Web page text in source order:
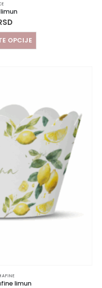
OPCIJE
limun